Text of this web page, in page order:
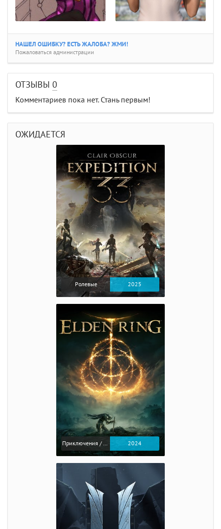
НАШЕЛ ОШИБКУ? ЕСТЬ ЖАЛОБА? ЖМИ!
Пожаловаться администрации
ОТЗЫВЫ 0
Комментариев пока нет. Стань первым!
ОЖИДАЕТСЯ
Ролевые 2025
Приключения / Экшен / Ролевые 2024